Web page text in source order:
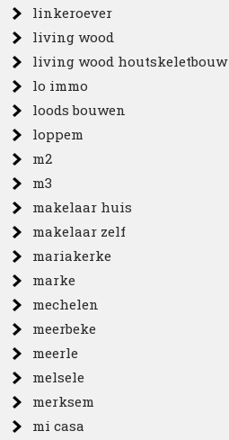
linkeroever
living wood
living wood houtskeletbouw
lo immo
loods bouwen
loppem
m2
m3
makelaar huis
makelaar zelf
mariakerke
marke
mechelen
meerbeke
meerle
melsele
merksem
mi casa